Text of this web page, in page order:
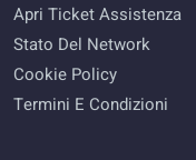
Apri Ticket Assistenza
Stato Del Network
Cookie Policy
Termini E Condizioni